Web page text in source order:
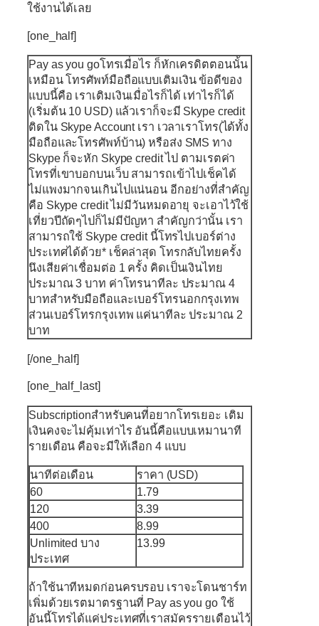
ใช้งานได้เลย
[one_half]
Pay as you goโทรเมื่อไร ก็หักเครดิตตอนนั้น
เหมือน โทรศัพท์มือถือแบบเติมเงิน ข้อดีของ
แบบนี้คือ เราเติมเงินเมื่อไรก็ได้ เท่าไรก็ได้
(เริ่มต้น 10 USD) แล้วเราก็จะมี Skype credit
ติดใน Skype Account เรา เวลาเราโทร(ได้ทั้ง
มือถือและโทรศัพท์บ้าน) หรือส่ง SMS ทาง
Skype ก็จะหัก Skype credit ไป ตามเรตค่า
โทรที่เขาบอกบนเว็บ สามารถเข้าไปเช็คได้
ไม่แพงมากจนเกินไปแน่นอน อีกอย่างที่สำคัญ
คือ Skype credit ไม่มีวันหมดอายุ จะเอาไว้ใช้
เที่ยวปีถัดๆไปก็ไม่มีปัญหา สำคัญกว่านั้น เรา
สามารถใช้ Skype credit นี้โทรไปเบอร์ต่าง
ประเทศได้ด้วย* เช็คล่าสุด โทรกลับไทยครั้ง
นึงเสียค่าเชื่อมต่อ 1 ครั้ง คิดเป็นเงินไทย
ประมาณ 3 บาท ค่าโทรนาทีละ ประมาณ 4
บาทสำหรับมือถือและเบอร์โทรนอกกรุงเทพ
ส่วนเบอร์โทรกรุงเทพ แค่นาทีละ ประมาณ 2
บาท
[/one_half]
[one_half_last]
Subscriptionสำหรับคนที่อยากโทรเยอะ เติม
เงินคงจะไม่คุ้มเท่าไร อันนี้คือแบบเหมานาที
รายเดือน คือจะมีให้เลือก 4 แบบ
นาทีต่อเดือน
ราคา (USD)
60
1.79
120
3.39
400
8.99
Unlimited บาง
ประเทศ
13.99
ถ้าใช้นาทีหมดก่อนครบรอบ เราจะโดนชาร์ท
เพิ่มด้วยเรตมาตรฐานที่ Pay as you go ใช้
อันนี้โทรได้แค่ประเทศที่เราสมัครรายเดือนไว้